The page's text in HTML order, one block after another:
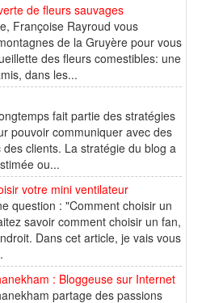
de fleurs sauvages
Françoise Rayroud vous
de la Gruyère pour vous
des fleurs comestibles: une
dans les...
fait partie des stratégies
pouvoir communiquer avec des
clients. La stratégie du blog a
ou...
votre mini ventilateur
question : "Comment choisir un
savoir comment choisir un fan,
Dans cet article, je vais vous
: Bloggeuse sur Internet
partage des passions